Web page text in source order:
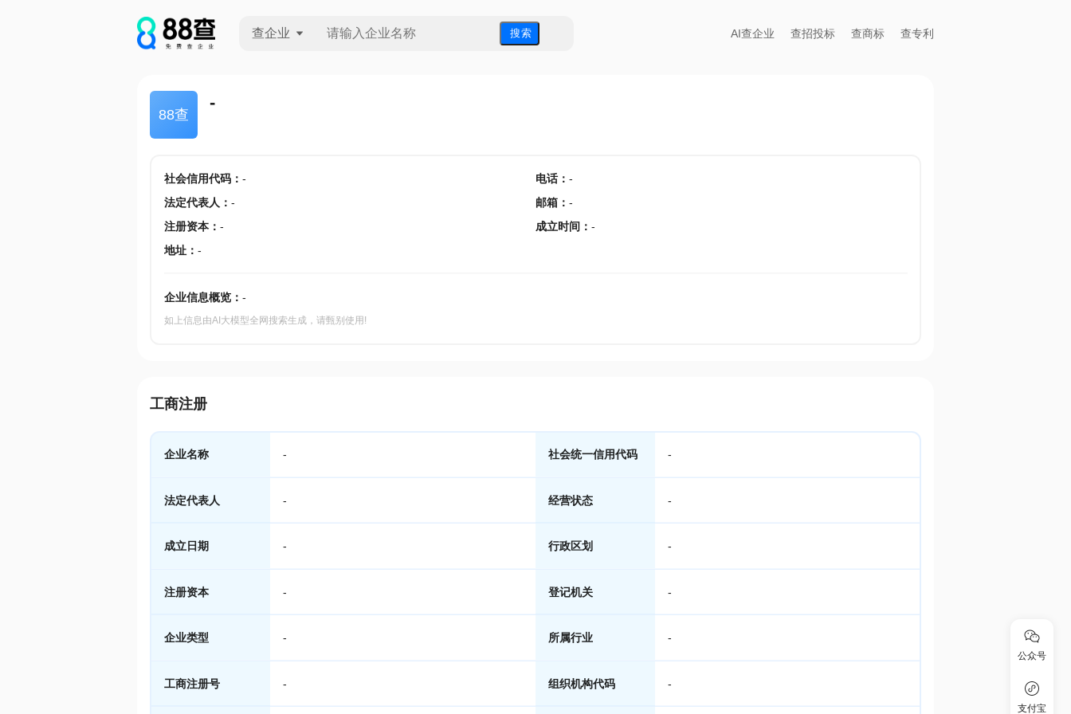
查企业 搜 索 AI查企业 查招投标 查商标 查专利
88查
-
社会信用代码： - 电话： -
法定代表人 ： - 邮箱 ： -
注册资本： - 成立时间 ： -
地址： -
企业信息概览： -
如上信息由AI大模型全网搜索生成，请甄别使用!
工商注册
企业名称 - 社会统一信用代码 -
法定代表人 - 经营状态 -
成立日期 - 行政区划 -
注册资本 - 登记机关 -
企业类型 - 所属行业 -
工商注册号 - 组织机构代码 -
公众号
支付宝